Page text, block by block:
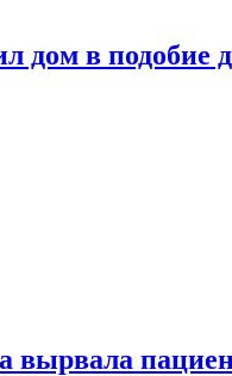
дом в подобие
вырвала